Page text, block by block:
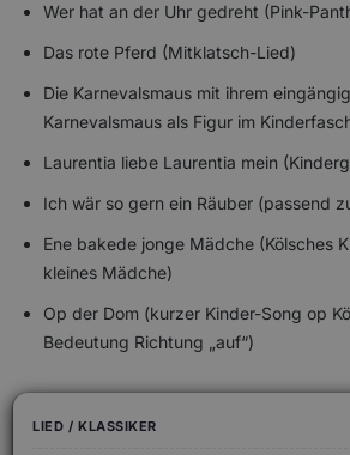
Wer hat an der Uhr gedreht (Pink-
Das rote Pferd (Mitklatsch-Lied)
Die Karnevalsmaus mit ihrem
Karnevalsmaus als Figur im
Laurentia liebe Laurentia mein
Ich wär so gern ein Räuber (passend
Ene bakede jonge Mädche (Kölsches
kleines Mädche)
Op der Dom (kurzer Kinder-Song op
Bedeutung Richtung „auf“)